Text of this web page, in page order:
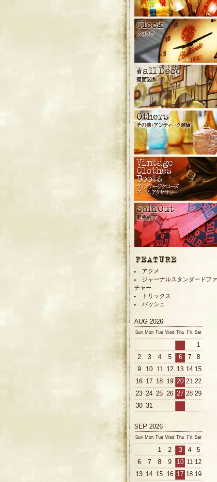
アクメ
ジャーナルスタンダードフ
チャー
トリックス
バッシュ
AUG 2026
Sun Mon Tue Wed Thu Fri Sat
1
2
3 4 5 6 7
8
9
10 11 12 13 14 15
16 17 18 19 20 21 22
23 24 25 26 27 28 29
30 31
SEP 2026
Sun Mon Tue Wed Thu Fri Sat
1 2 3 4
5
6
7 8 9 10 11 12
13 14 15 16 17 18 19